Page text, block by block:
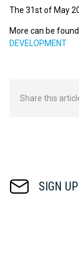
The 31st of May
More can be
DEVELOPMENT
Share this
SIGN